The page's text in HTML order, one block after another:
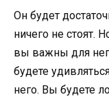
Он будет
ничего не стоят.
вы важны для
будете
него. Вы будете